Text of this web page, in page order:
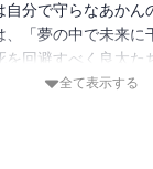
自分で守らなあか
、「夢の中で未来に
回避すべく良太た
実現させるため、カ
全て表示する